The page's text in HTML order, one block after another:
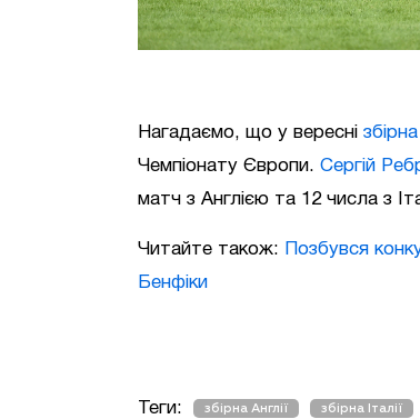
Нагадаємо, що у вересні
Чемпіонату Європи. Сергій
матч з Англією та 12 числа з
Читайте також:
Позбувся
Бенфіки
Теги: збірна Англії збірна Італії